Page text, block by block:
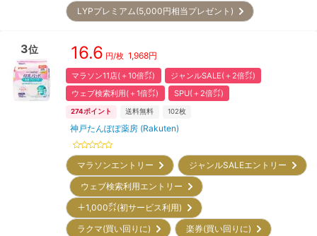
LYPプレミアム(5,000円相当プレゼント)
3位 16.6 円/枚 1,968円
マラソン11店(＋10倍㌽)
ジャンルSALE(＋2倍㌽)
ウェブ検索利用(＋1倍㌽)
SPU(＋2倍㌽)
274ポイント 送料無料 102枚
神戸たんぽぽ薬房 (Rakuten)
マラソンエントリー
ジャンルSALEエントリー
ウェブ検索利用エントリー
＋1,000㌽(初サービス利用)
ラクマ(買い回りに)
楽券(買い回りに)